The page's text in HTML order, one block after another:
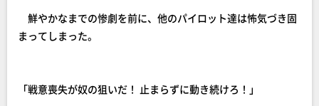
鮮やかなまでの惨劇を前に、他のパイロット達は怖気づき固
まってしまった。
「戦意喪失が奴の狙いだ！ 止まらずに動き続けろ！」